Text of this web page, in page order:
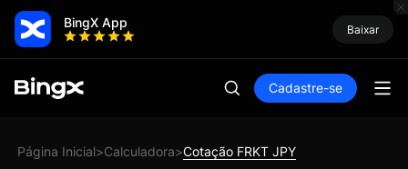
BingX App Baixar
Cadastre-se
Página Inicial>Calculadora>Cotação FRKT JPY